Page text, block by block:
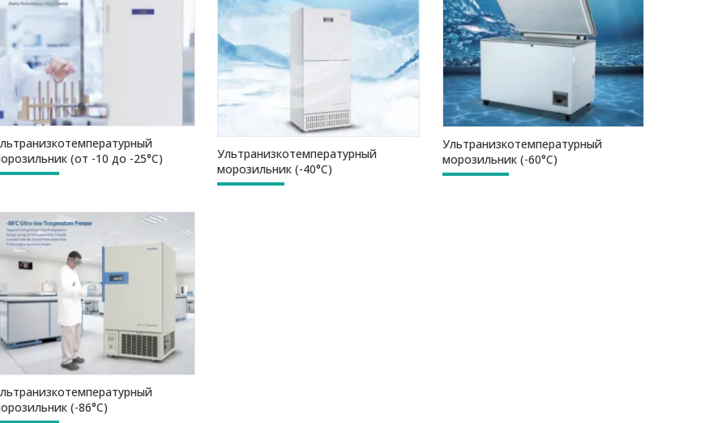
(от -10 до -25°C)
Ультранизкотемпературный
морозильник (-40°C)
Ультранизкотемпературный
морозильник (-60°C)
(-86°C)